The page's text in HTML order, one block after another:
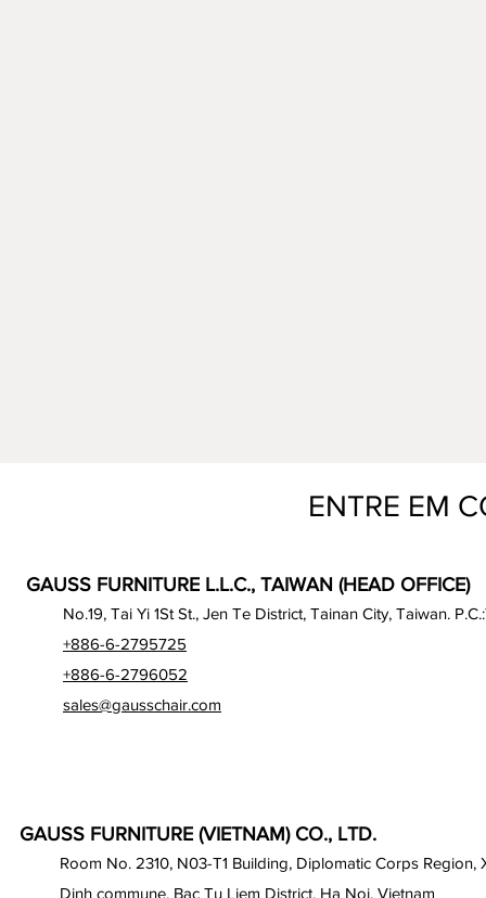
ENTRE EM
GAUSS FURNITURE L.L.C., TAIWAN (HEAD OFFICE)
No.19, Tai Yi 1St St., Jen Te District, Tainan City, Taiwan.
+886-6-2795725
+886-6-2796052
sales@gausschair.com
GAUSS FURNITURE (VIETNAM) CO., LTD.
Room No. 2310, N03-T1 Building, Diplomatic Corps Region,
Dinh commune, Bac Tu Liem District, Ha Noi, Vietnam